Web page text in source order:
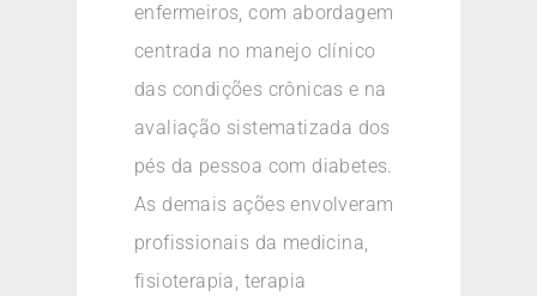
enfermeiros, com abordagem
centrada no manejo clínico
das condições crônicas e na
avaliação sistematizada dos
pés da pessoa com diabetes.
As demais ações envolveram
profissionais da medicina,
fisioterapia, terapia